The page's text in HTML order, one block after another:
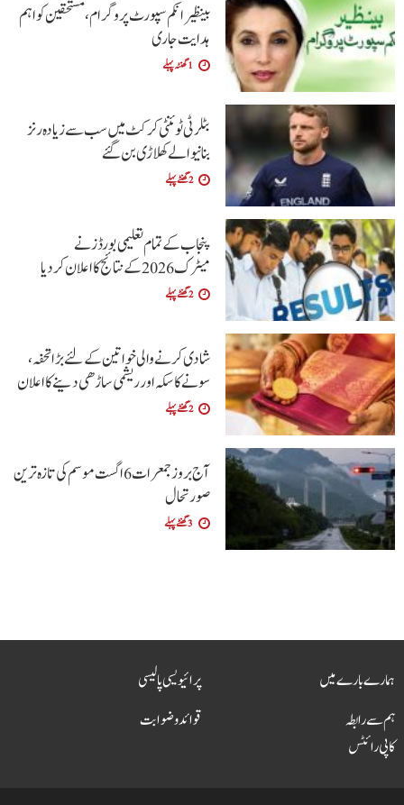
بینظیر انکم سپورٹ پروگرام،مستحقین کو اہم
ہدایت جاری
1 گھنٹہ پہلے
بٹلر ٹی ٹوئنٹی کرکٹ میں سب سے زیادہ رنز
بنانیوالے کھلاڑی بن گئے
2 گھنٹے پہلے
پنجاب کے تمام تعلیمی بورڈ ز نے
میٹرک 2026 کے نتائج کا اعلان کردیا
2 گھنٹے پہلے
شادی کرنے والی خواتین کےلئے بڑا تحفہ،
سونے کا سکہ اور ریشمی ساڑھی دینے کا اعلان
2 گھنٹے پہلے
آج بروز جمعرات 6 اگست موسم کی تازہ ترین
صورتحال
3 گھنٹے پہلے
ہمارے بارے میں
ہم سے رابطہ
پرائیویسی پالیسی
قوائد و ضوابت
کاپی رائٹس